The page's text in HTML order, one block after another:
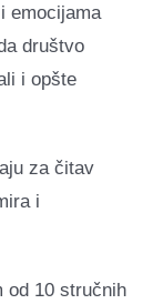
emocijama
društvo
i opšte
za čitav
i
od 10 stručnih